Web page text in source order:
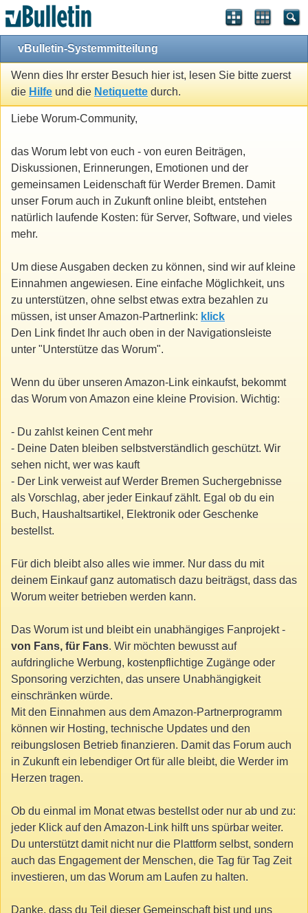
vBulletin-Systemmitteilung
Wenn dies Ihr erster Besuch hier ist, lesen Sie bitte zuerst
die Hilfe und die Netiquette durch.
Liebe Worum-Community,
das Worum lebt von euch - von euren Beiträgen,
Diskussionen, Erinnerungen, Emotionen und der
gemeinsamen Leidenschaft für Werder Bremen. Damit
unser Forum auch in Zukunft online bleibt, entstehen
natürlich laufende Kosten: für Server, Software, und vieles
mehr.
Um diese Ausgaben decken zu können, sind wir auf kleine
Einnahmen angewiesen. Eine einfache Möglichkeit, uns
zu unterstützen, ohne selbst etwas extra bezahlen zu
müssen, ist unser Amazon-Partnerlink: klick
Den Link findet Ihr auch oben in der Navigationsleiste
unter "Unterstütze das Worum".
Wenn du über unseren Amazon-Link einkaufst, bekommt
das Worum von Amazon eine kleine Provision. Wichtig:
- Du zahlst keinen Cent mehr
- Deine Daten bleiben selbstverständlich geschützt. Wir
sehen nicht, wer was kauft
- Der Link verweist auf Werder Bremen Suchergebnisse
als Vorschlag, aber jeder Einkauf zählt. Egal ob du ein
Buch, Haushaltsartikel, Elektronik oder Geschenke
bestellst.
Für dich bleibt also alles wie immer. Nur dass du mit
deinem Einkauf ganz automatisch dazu beiträgst, dass das
Worum weiter betrieben werden kann.
Das Worum ist und bleibt ein unabhängiges Fanprojekt -
von Fans, für Fans. Wir möchten bewusst auf
aufdringliche Werbung, kostenpflichtige Zugänge oder
Sponsoring verzichten, das unsere Unabhängigkeit
einschränken würde.
Mit den Einnahmen aus dem Amazon-Partnerprogramm
können wir Hosting, technische Updates und den
reibungslosen Betrieb finanzieren. Damit das Forum auch
in Zukunft ein lebendiger Ort für alle bleibt, die Werder im
Herzen tragen.
Ob du einmal im Monat etwas bestellst oder nur ab und zu:
jeder Klick auf den Amazon-Link hilft uns spürbar weiter.
Du unterstützt damit nicht nur die Plattform selbst, sondern
auch das Engagement der Menschen, die Tag für Tag Zeit
investieren, um das Worum am Laufen zu halten.
Danke, dass du Teil dieser Gemeinschaft bist und uns